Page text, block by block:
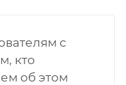
с
кто
об этом